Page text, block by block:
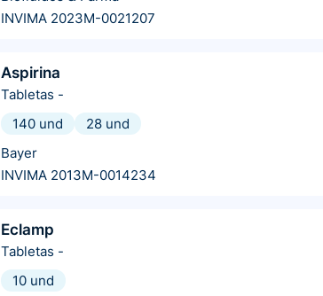
INVIMA 2023M-0021207
Aspirina
Tabletas -
140 und
28 und
Bayer
INVIMA 2013M-0014234
Eclamp
Tabletas -
10 und